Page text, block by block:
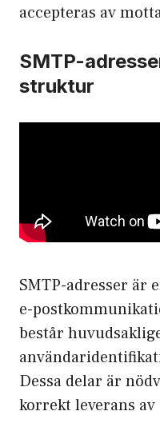
accepteras av
SMTP-
struktur
SMTP-adresser är
e-
består
Dessa delar är
korrekt leverans